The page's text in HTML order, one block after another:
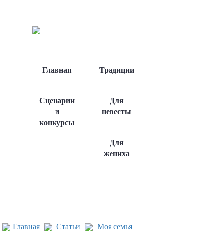
Главная Традиции
Сценарии
и
конкурсы
Для
невесты
Для
жениха
Главная Статьи Моя семья